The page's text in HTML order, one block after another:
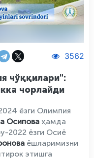
3562
чўққилари":
чорлайди
ёзги Олимпия
Осипова ҳамда
2022 ёзги Осиё
ёшларимизни
этишга